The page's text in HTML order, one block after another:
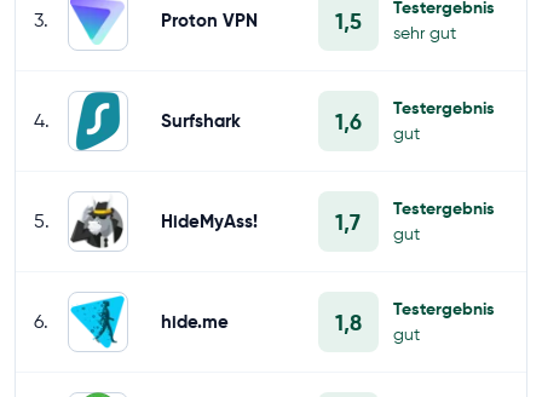
3. Proton VPN 1,5
Testergebnis
sehr gut
4. Surfshark 1,6
Testergebnis
gut
5. HideMyAss! 1,7
Testergebnis
gut
6. hide.me 1,8
Testergebnis
gut